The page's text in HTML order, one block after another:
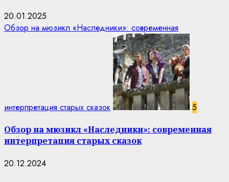
20.01.2025
Обзор на мюзикл «Наследники»: современная
интерпретация старых сказок 5
Обзор на мюзикл «Наследники»: современная
интерпретация старых сказок
20.12.2024